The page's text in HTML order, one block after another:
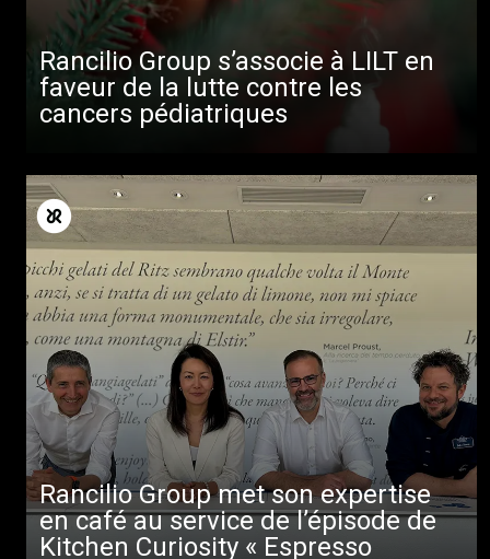
Rancilio Group s’associe à LILT en
faveur de la lutte contre les
cancers pédiatriques
Rancilio Group met son expertise
en café au service de l’épisode de
Kitchen Curiosity « Espresso